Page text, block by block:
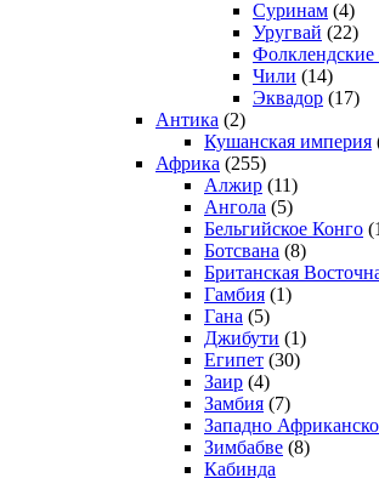
Суринам (4)
Уругвай (22)
Фолклендские
Чили (14)
Эквадор (17)
Антика (2)
Кушанская империя
Африка (255)
Алжир (11)
Ангола (5)
Бельгийское Конго
Ботсвана (8)
Британская
Гамбия (1)
Гана (5)
Джибути (1)
Египет (30)
Заир (4)
Замбия (7)
Западно
Зимбабве (8)
Кабинда